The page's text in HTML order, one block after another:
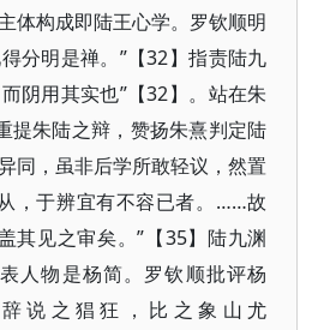
体构成即陆王心学。罗钦顺明
分明是禅。”【32】指责陆九
阴用其实也”【32】。站在朱
提朱陆之辩，赞扬朱熹判定陆
同，虽非后学所敢轻议，然置
，于辨宜有不容已者。……故
其见之审矣。”【35】陆九渊
人物是杨简。罗钦顺批评杨
说之猖狂，比之象山尤